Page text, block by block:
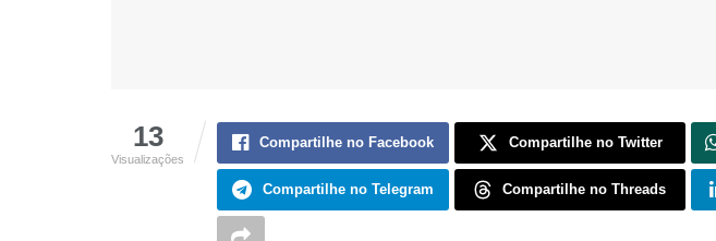
13
Visualizações
Compartilhe no Facebook Compartilhe no Twitter
Compartilhe no Telegram Compartilhe no Threads